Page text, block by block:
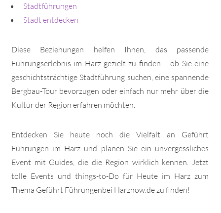
Stadtführungen
Stadt entdecken
Diese Beziehungen helfen Ihnen, das passende
Führungserlebnis im Harz gezielt zu finden – ob Sie eine
geschichtsträchtige Stadtführung suchen, eine spannende
Bergbau-Tour bevorzugen oder einfach nur mehr über die
Kultur der Region erfahren möchten.
Entdecken Sie heute noch die Vielfalt an Geführt
Führungen im Harz und planen Sie ein unvergessliches
Event mit Guides, die die Region wirklich kennen. Jetzt
tolle Events und things-to-Do für Heute im Harz zum
Thema Geführt Führungenbei Harznow.de zu finden!